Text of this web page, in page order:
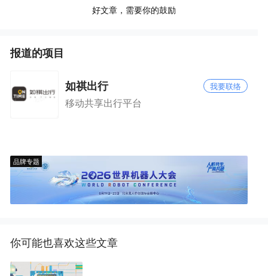
好文章，需要你的鼓励
报道的项目
如祺出行 我要联络
移动共享出行平台
品牌专题
你可能也喜欢这些文章